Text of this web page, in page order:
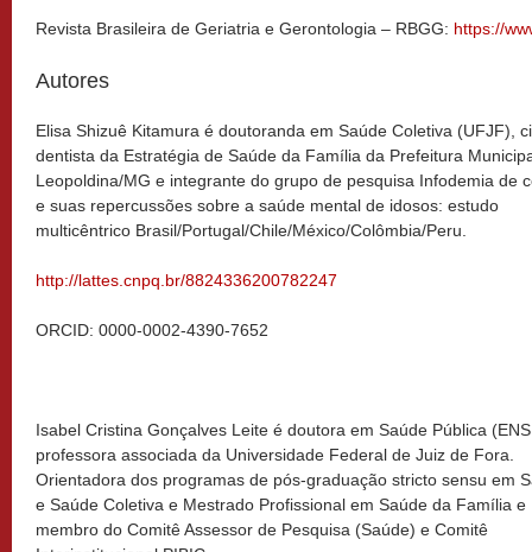
Revista Brasileira de Geriatria e Gerontologia – RBGG: https://
Autores
Elisa Shizuê Kitamura é doutoranda em Saúde Coletiva (UFJF),
dentista da Estratégia de Saúde da Família da Prefeitura
Leopoldina/MG e integrante do grupo de pesquisa Infodemia de
e suas repercussões sobre a saúde mental de idosos: estudo
multicêntrico Brasil/Portugal/Chile/México/Colômbia/Peru.
http://lattes.cnpq.br/8824336200782247
ORCID: 0000-0002-4390-7652
Isabel Cristina Gonçalves Leite é doutora em Saúde Pública
professora associada da Universidade Federal de Juiz de Fora.
Orientadora dos programas de pós-graduação stricto sensu em
e Saúde Coletiva e Mestrado Profissional em Saúde da Família e
membro do Comitê Assessor de Pesquisa (Saúde) e Comitê